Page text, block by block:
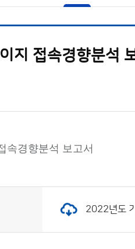
지 접속경향분석
속경향분석 보고서
2022년도